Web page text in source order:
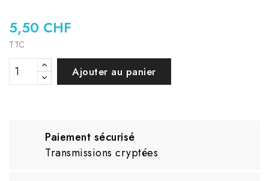
5,50 CHF
TTC
Ajouter au panier
Paiement sécurisé
Transmissions cryptées